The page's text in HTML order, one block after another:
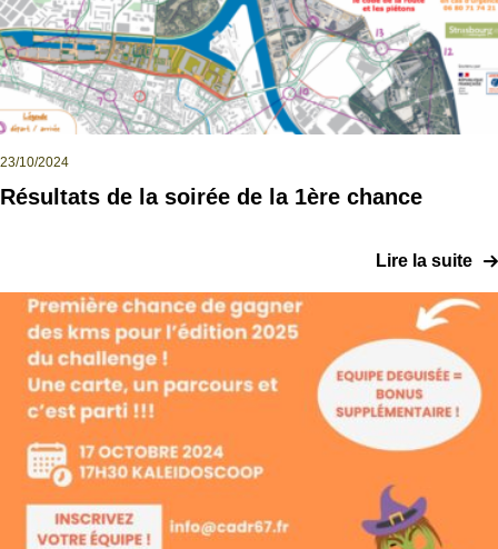
Inscription
Ecoles
Actualités
Résultats
Les participants
FAQ
23/10/2024
Résultats de la soirée de la 1ère chance
Lire la suite